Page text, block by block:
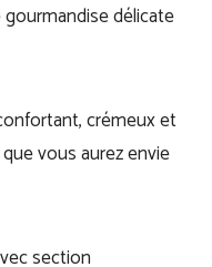
délicate
crémeux et
vous aurez envie